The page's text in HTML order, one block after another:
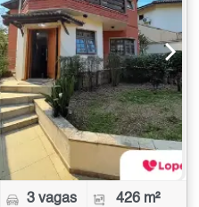
3 vagas 426 m²